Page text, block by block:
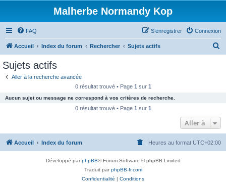
Malherbe Normandy Kop
FAQ Connexion
S’enregistrer
Accueil Index du forum Rechercher Sujets actifs
c
e
Sujets actifs
Aller à la recherche avancée
0 résultat trouvé • Page 1 sur 1
Aucun sujet ou message ne correspond à vos critères de recherche.
0 résultat trouvé • Page 1 sur 1
Aller à
Accueil Index du forum Heures au format UTC+02:00
Développé parphpBB® Forum Software © phpBB Limited
Traduit parphpBB-fr.com
Confidentialité | Conditions